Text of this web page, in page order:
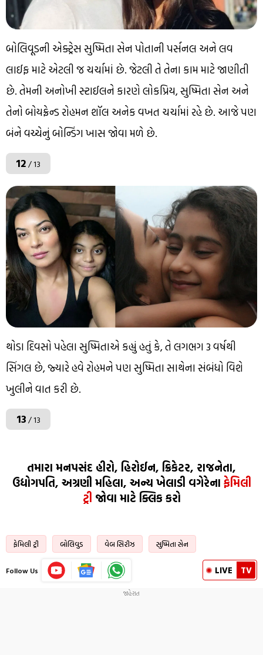
બોલિવૂડની એક્ટ્રેસ સુષ્મિતા સેન પોતાની પર્સનલ અને લવ
લાઈફ માટે એટલી જ ચર્ચામાં છે. જેટલી તે તેના કામ માટે જાણીતી
છે. તેમની અનોખી સ્ટાઈલને કારણે લોકપ્રિય, સુષ્મિતા સેન અને
તેનો બોયફ્રેન્ડ રોહમન શૉલ અનેક વખત ચર્ચામાં રહે છે. આજે પણ
બંને વચ્ચેનું બોન્ડિંગ ખાસ જોવા મળે છે.
12/ 13
થોડા દિવસો પહેલા સુષ્મિતાએ કહ્યું હતું કે, તે લગભગ 3 વર્ષથી
સિંગલ છે, જ્યારે હવે રોહમને પણ સુષ્મિતા સાથેના સંબંધો વિશે
ખુલીને વાત કરી છે.
13/ 13
તમારા મનપસંદ હીરો, હિરોઈન, ક્રિકેટર, રાજનેતા,
ઉદ્યોગપતિ, અગ્રણી મહિલા, અન્ય ખેલાડી વગેરેના ફેમિલી
ટ્રી જોવા માટે ક્લિક કરો
ફેમિલી ટ્રી બોલિવુડ વેબ સિરીઝ સુષ્મિતા સેન
Follow Us LIVE TV